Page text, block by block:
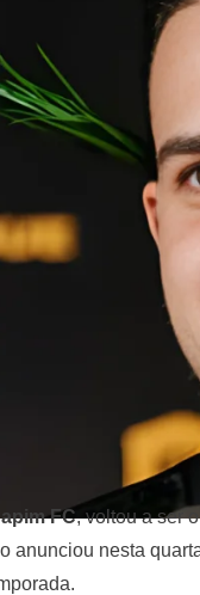
FC, voltou a ser
anunciou nesta